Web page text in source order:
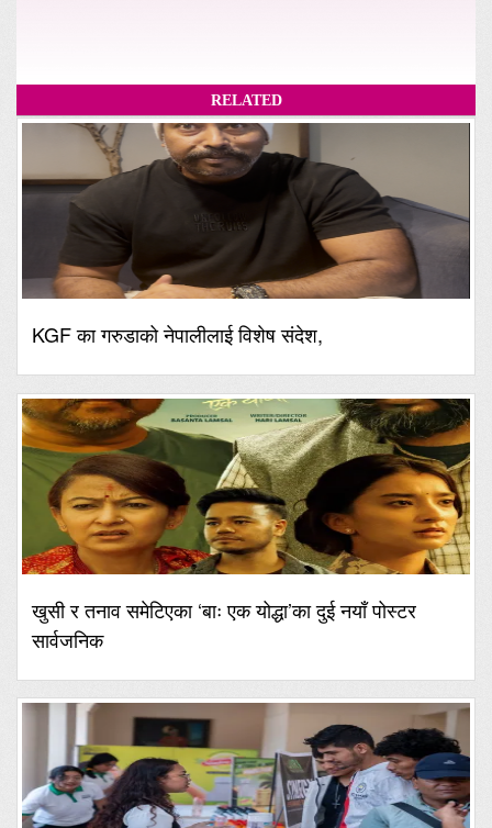
RELATED
KGF का गरुडाको नेपालीलाई विशेष संदेश,
खुसी र तनाव समेटिएका ‘बाः एक योद्धा’का दुई नयाँ पोस्टर
सार्वजनिक